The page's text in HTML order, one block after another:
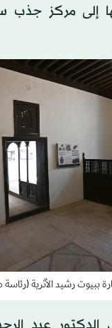
إلى مركز جذب
ببيوت رشيد الأثرية